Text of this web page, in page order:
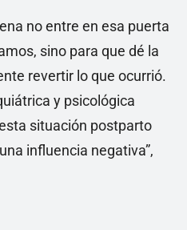
no entre en esa puerta
sino para que dé la
revertir lo que ocurrió.
y psicológica
situación postparto
influencia negativa”,